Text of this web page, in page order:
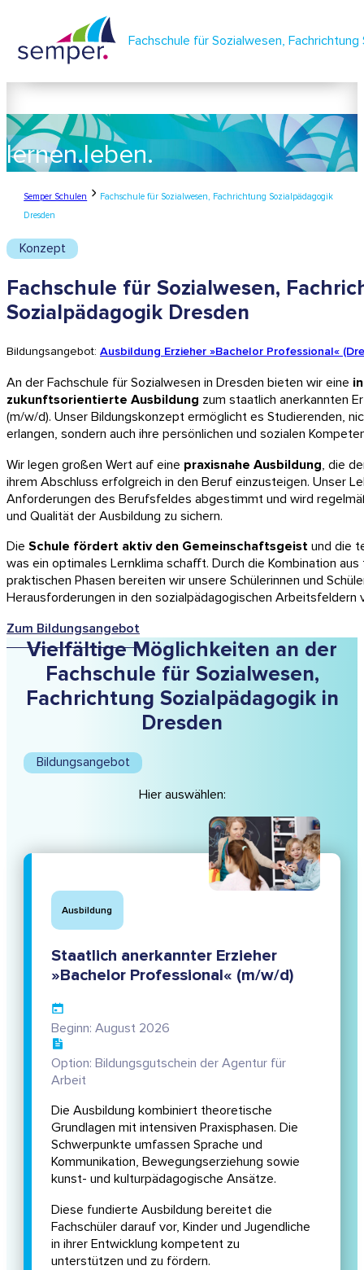
Fachschule für Sozialwesen,
lernen.leben. semper.
Semper Schulen
Fachschule für Sozialwesen, Fachrichtung Sozialpädagogik
Dresden
Konzept
Fachschule für Sozialwesen,
Sozialpädagogik Dresden
Bildungsangebot: Ausbildung Erzieher »Bachelor Professional«
An der Fachschule für Sozialwesen in Dresden bieten wir eine
zukunftsorientierte Ausbildung zum staatlich anerkannten
(m/w/d). Unser Bildungskonzept ermöglicht es Studierenden,
erlangen, sondern auch ihre persönlichen und sozialen
Wir legen großen Wert auf eine praxisnahe Ausbildung, die
ihrem Abschluss erfolgreich in den Beruf einzusteigen. Unser
Anforderungen des Berufsfeldes abgestimmt und wird
und Qualität der Ausbildung zu sichern.
Die Schule fördert aktiv den Gemeinschaftsgeist und die
was ein optimales Lernklima schafft. Durch die Kombination
praktischen Phasen bereiten wir unsere Schülerinnen und
Herausforderungen in den sozialpädagogischen Arbeitsfeldern
Zum Bildungsangebot
Vielfältige Möglichkeiten an der
Fachschule für Sozialwesen,
Fachrichtung Sozialpädagogik in
Dresden
Bildungsangebot
Hier auswählen:
Ausbildung
Staatlich anerkannter Erzieher
»Bachelor Professional« (m/w/d)
Beginn: August 2026
Option: Bildungsgutschein der Agentur für
Arbeit
Die Ausbildung kombiniert theoretische
Grundlagen mit intensiven Praxisphasen. Die
Schwerpunkte umfassen Sprache und
Kommunikation, Bewegungserziehung sowie
kunst- und kulturpädagogische Ansätze.
Diese fundierte Ausbildung bereitet die
Fachschüler darauf vor, Kinder und Jugendliche
in ihrer Entwicklung kompetent zu
unterstützen und zu fördern.